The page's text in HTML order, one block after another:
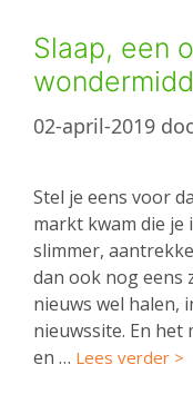
Slaap, een
02-april-2019
Stel je eens voor
markt kwam die
slimmer,
dan ook nog eens
nieuws wel halen,
nieuwssite. En het
en … Lees verder >